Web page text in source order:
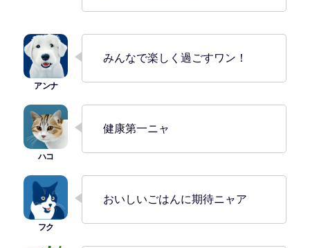
みんなで楽しく過ごすワン！
健康第一ニャ
おいしいごはんに期待ニャア